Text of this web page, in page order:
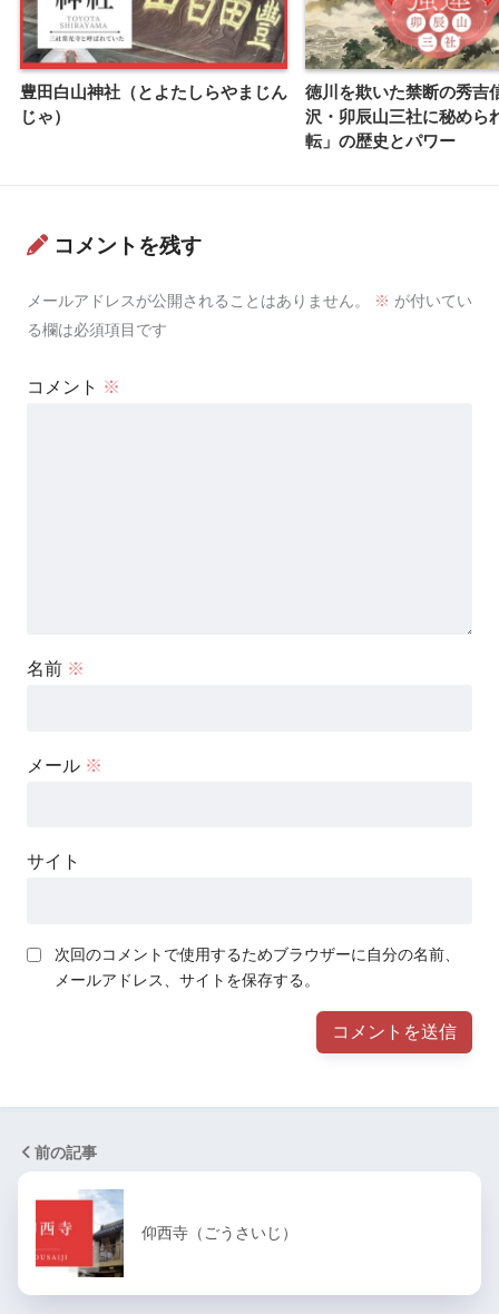
豊田白山神社（とよたしらやまじん
じゃ）
徳川を欺いた禁断の秀吉
沢・卯辰山三社に秘めら
転」の歴史とパワー
コメントを残す
メールアドレスが公開されることはありません。 ※ が付いてい
る欄は必須項目です
コメント ※
名前 ※
メール ※
サイト
次回のコメントで使用するためブラウザーに自分の名前、
メールアドレス、サイトを保存する。
前の記事
仰西寺（ごうさいじ）